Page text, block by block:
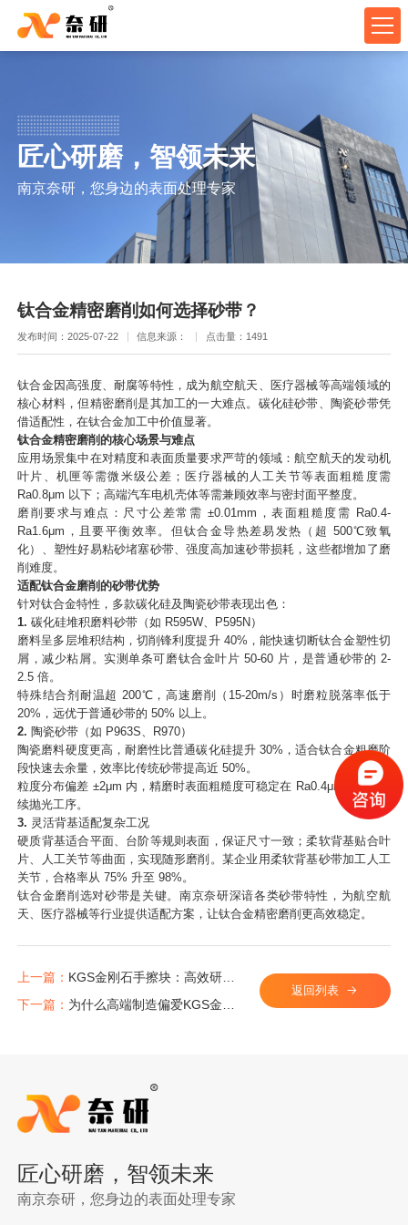
匠心研磨，智领未来
南京奈研，您身边的表面处理专家
钛合金精密磨削如何选择砂带？
发布时间：2025-07-22 信息来源： 点击量：1491
钛合金因高强度、耐腐等特性，成为航空航天、医疗器械等高端领域的
核心材料，但精密磨削是其加工的一大难点。碳化硅砂带、陶瓷砂带凭
借适配性，在钛合金加工中价值显著。​
钛合金精密磨削的核心场景与难点​
应用场景集中在对精度和表面质量要求严苛的领域：航空航天的发动机
叶片、机匣等需微米级公差；医疗器械的人工关节等表面粗糙度需
Ra0.8μm 以下；高端汽车电机壳体等需兼顾效率与密封面平整度。​
磨削要求与难点：尺寸公差常需 ±0.01mm，表面粗糙度需 Ra0.4-
Ra1.6μm，且要平衡效率。但钛合金导热差易发热（超 500℃致氧
化）、塑性好易粘砂堵塞砂带、强度高加速砂带损耗，这些都增加了磨
削难度。​
适配钛合金磨削的砂带优势​
针对钛合金特性，多款碳化硅及陶瓷砂带表现出色：​
1.碳化硅堆积磨料砂带 （如 R595W、P595N）​
磨料呈多层堆积结构，切削锋利度提升 40%，能快速切断钛合金塑性切
屑，减少粘屑。实测单条可磨钛合金叶片 50-60 片，是普通砂带的 2-
2.5 倍。​
特殊结合剂耐温超 200℃，高速磨削（15-20m/s）时磨粒脱落率低于
20%，远优于普通砂带的 50% 以上。​
2. 陶瓷砂带（如 P963S、R970）​
陶瓷磨料硬度更高，耐磨性比普通碳化硅提升 30%，适合钛合金粗磨阶
段快速去余量，效率比传统砂带提高近 50%。​
粒度分布偏差 ±2μm 内，精磨时表面粗糙度可稳定在 Ra0.4μm，减少后
续抛光工序。​
3. 灵活背基适配复杂工况​
硬质背基适合平面、台阶等规则表面，保证尺寸一致；柔软背基贴合叶
片、人工关节等曲面，实现随形磨削。某企业用柔软背基砂带加工人工
关节，合格率从 75% 升至 98%。​
钛合金磨削选对砂带是关键。 南京奈研深谙各类砂带特性，为航空航
天、医疗器械等行业提供适配方案，让钛合金精密磨削更高效稳定。​
上一篇： KGS金刚石手擦块：高效研磨赋能精密加工
下一篇： 为什么高端制造偏爱KGS金刚石砂带？
返回列表
匠心研磨，智领未来
南京奈研，您身边的表面处理专家